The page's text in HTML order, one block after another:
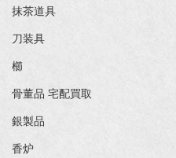
抹茶道具
刀装具
櫛
骨董品 宅配買取
銀製品
香炉